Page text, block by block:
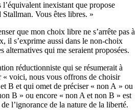
l’équivalent inexistant que propose
Stallman. Vous êtes libres. »
que mon choix libre ne s’arrête pas à
il s’exprime aussi dans le non-choix
alternatives qui me seraient proposées.
réductionniste qui se résumerait à
« voici, nous vous offrons de choisir
B et qui omet de préciser « non A » ou
B » ou encore « non A et non B » est
l’ignorance de la nature de la liberté.